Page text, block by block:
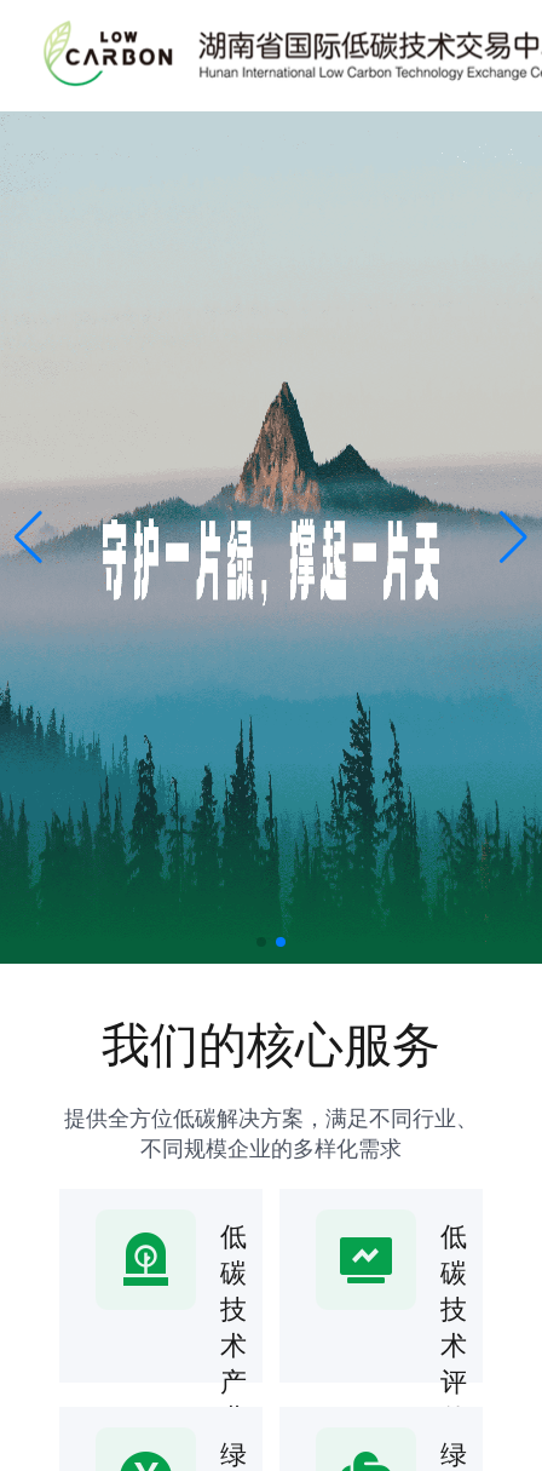
我们的核心服务
提供全方位低碳解决方案，满足不同行业、
不同规模企业的多样化需求
低
碳
技
术
产
研
低
碳
技
术
评
专业
绿
绿